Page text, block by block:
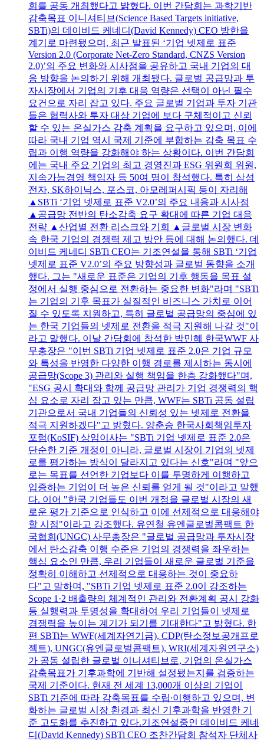
회를 공동 개최했다고 밝혔다. 이번 간담회는 과학기반
감축목표 이니셔티브(Science Based Targets initiative,
SBTi)의 데이비드 케네디(David Kennedy) CEO 방한을
계기로 마련됐으며, 최근 발표된 ‘기업 넷제로 표준
Version 2.0 (Corporate Net-Zero Standard, CNZS Version
2.0)’의 주요 변화와 시사점을 공유하고 국내 기업의 대
응 방향을 논의하기 위해 개최됐다. 글로벌 공급망과 투
자시장에서 기업의 기후 대응 역량은 선택이 아닌 필수
요건으로 자리 잡고 있다. 주요 글로벌 기업과 투자 기관
들은 협력사와 투자 대상 기업에 보다 구체적이고 신뢰
할 수 있는 온실가스 감축 계획을 요구하고 있으며, 이에
따라 국내 기업 역시 국제 기준에 부합하는 감축 목표 수
립과 이행 역량을 강화해야 하는 상황이다. 이번 간담회
에는 국내 주요 기업의 최고 경영진과 ESG 위원회 위원,
지속가능경영 책임자 등 50여 명이 참석했다. 특히 삼성
전자, SK하이닉스, 포스코, 아모레퍼시픽 등이 자리해
▲SBTi ‘기업 넷제로 표준 V2.0’의 주요 내용과 시사점
▲공급망 전반의 탄소감축 요구 확대에 따른 기업 대응
전략 ▲산업별 전환 리스크와 기회 ▲글로벌 시장 변화
속 한국 기업의 경쟁력 제고 방안 등에 대해 논의했다. 데
이비드 케네디 SBTi CEO는 기조연설을 통해 SBTi ‘기업
넷제로 표준 V2.0’의 주요 방향성과 글로벌 동향을 소개
했다. 그는 "새로운 표준은 기업의 기후 행동을 목표 설
정에서 실행 중심으로 전환하는 중요한 변화"라며 "SBTi
는 기업의 기후 목표가 실질적인 비즈니스 가치로 이어
질 수 있도록 지원하고, 특히 글로벌 공급망의 중심에 있
는 한국 기업들의 넷제로 전환을 적극 지원해 나갈 것"이
라고 말했다. 이날 간담회에 참석한 박민혜 한국WWF 사
무총장은 "이번 SBTi 기업 넷제로 표준 2.0은 기업 규모
와 특성을 반영한 다양한 이행 경로를 제시하는 동시에
공급망(Scope 3) 관리와 실행 책임을 한층 강화했다"며,
"ESG 공시 확대와 함께 공급망 관리가 기업 경쟁력의 핵
심 요소로 자리 잡고 있는 만큼, WWF는 SBTi 공동 설립
기관으로서 국내 기업들의 신뢰성 있는 넷제로 전환을
적극 지원하겠다"고 밝혔다. 양춘승 한국사회책임투자
포럼(KoSIF) 상임이사는 "SBTi 기업 넷제로 표준 2.0은
단순한 기준 개정이 아니라, 글로벌 시장이 기업의 넷제
로를 평가하는 방식이 달라지고 있다는 신호"라며 "앞으
로는 목표를 선언한 기업보다 이를 투명하게 이행하고
입증하는 기업이 더 높은 신뢰를 얻게 될 것"이라고 말했
다. 이어 "한국 기업들도 이번 개정을 글로벌 시장의 새
로운 평가 기준으로 인식하고 이에 선제적으로 대응해야
할 시점"이라고 강조했다. 유연철 유엔글로벌콤팩트 한
국협회(UNGC) 사무총장은 "글로벌 공급망과 투자시장
에서 탄소감축 이행 수준은 기업의 경쟁력을 좌우하는
핵심 요소인 만큼, 우리 기업들이 새로운 글로벌 기준을
정확히 이해하고 선제적으로 대응하는 것이 중요하
다"고 말하며, "SBTi 기업 넷제로 표준 2.0이 강조하는
Scope 1·2 배출량의 체계적인 관리와 전환계획 공시 강화
등 실행력과 투명성을 확대하여 우리 기업들이 넷제로
경쟁력을 높이는 계기가 되기를 기대한다"고 밝혔다. 한
편 SBTi는 WWF(세계자연기금), CDP(탄소정보공개프로
젝트), UNGC(유엔글로벌콤팩트), WRI(세계자원연구소)
가 공동 설립한 글로벌 이니셔티브로, 기업의 온실가스
감축목표가 기후과학에 기반해 설정됐는지를 검증하는
국제 기준이다. 현재 전 세계 13,000개 이상의 기업이
SBTi 기준에 따라 감축목표를 수립∙이행하고 있으며, 변
화하는 글로벌 시장 환경과 최신 기후과학을 반영한 기
준 고도화를 추진하고 있다.기조연설중인 데이비드 케네
디(David Kennedy) SBTi CEO 조찬간담회 참석자 단체사